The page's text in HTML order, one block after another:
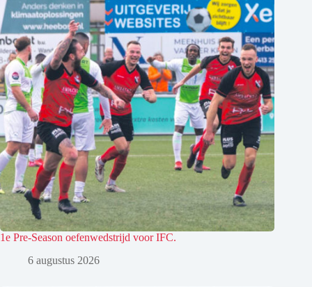
1e Pre-Season oefenwedstrijd voor IFC.
6 augustus 2026